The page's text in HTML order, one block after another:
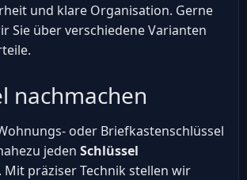
und klare Organisation. Gerne
Sie über verschiedene Varianten
nachmachen
oder Briefkastenschlüssel
jeden Schlüssel
. Mit präziser Technik stellen wir